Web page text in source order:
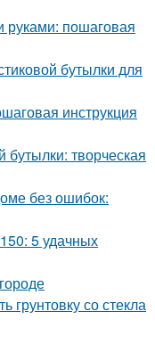
руками: пошаговая
бутылки для
инструкция
бутылки: творческая
без ошибок:
5 удачных
грунтовку со стекла